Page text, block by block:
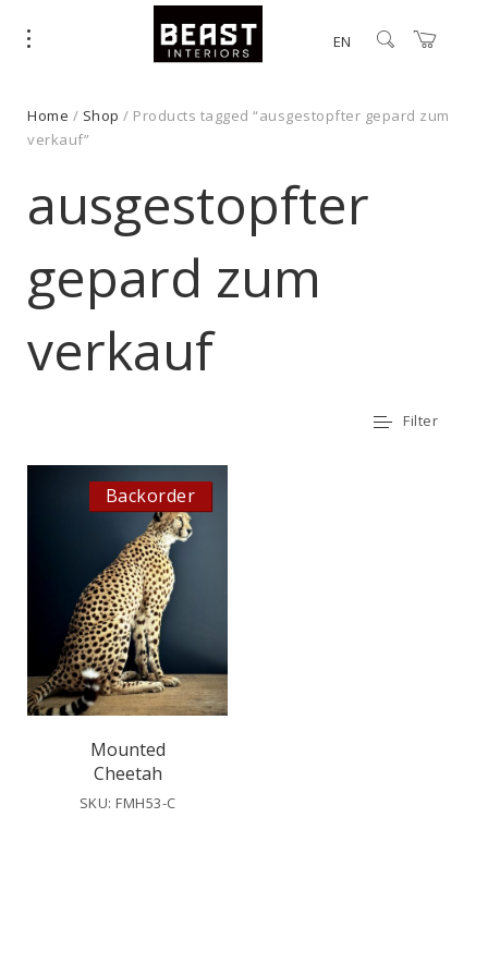
EN
Home / Shop / Products tagged “ausgestopfter gepard zum
verkauf”
ausgestopfter
gepard zum
verkauf
Filter
Backorder
Mounted
Cheetah
SKU: FMH53-C